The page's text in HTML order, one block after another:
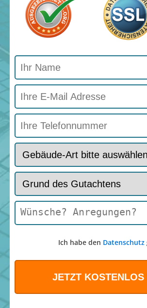
Ich habe den Datenschutz